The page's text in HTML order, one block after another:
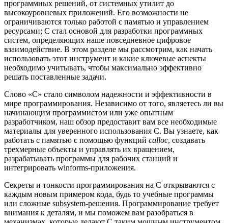
программных решений, от системных утилит до
высокоуровневых приложений. Его возможности не
ограничиваются только работой с памятью и управлением
ресурсами; C стал основой для разработки программных
систем, определяющих наше повседневное цифровое
взаимодействие. В этом разделе мы рассмотрим, как начать
использовать этот инструмент и какие ключевые аспекты
необходимо учитывать, чтобы максимально эффективно
решать поставленные задачи.
Слово «C» стало символом надежности и эффективности в
мире программирования. Независимо от того, являетесь ли вы
начинающим программистом или уже опытным
разработчиком, наш обзор предоставит вам все необходимые
материалы для уверенного использования C. Вы узнаете, как
работать с памятью с помощью функций calloc, создавать
трехмерные объекты и управлять их вращением,
разрабатывать программы для рабочих станций и
интегрировать winforms-приложения.
Секреты и тонкости программирования на C открываются с
каждым новым примером кода, будь то учебные программы
или сложные subsystem-решения. Программирование требует
внимания к деталям, и мы поможем вам разобраться в